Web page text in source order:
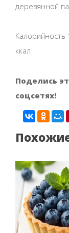
деревянной
Калорийность
ккал
Поделись
соцсетях!